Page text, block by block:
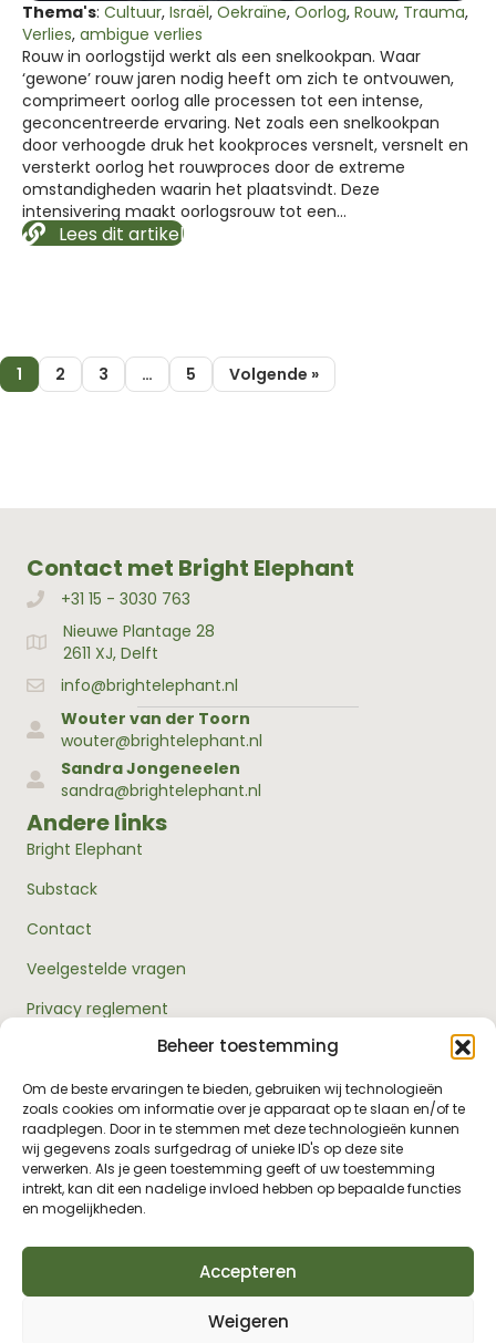
Beheer toestemming
Om de beste ervaringen te bieden, gebruiken wij technologieën
zoals cookies om informatie over je apparaat op te slaan en/of te
raadplegen. Door in te stemmen met deze technologieën kunnen
wij gegevens zoals surfgedrag of unieke ID's op deze site
verwerken. Als je geen toestemming geeft of uw toestemming
intrekt, kan dit een nadelige invloed hebben op bepaalde functies
en mogelijkheden.
Accepteren
Weigeren
Thema's: Cultuur, Israël, Oekraïne, Oorlog, Rouw, Trauma,
Verlies, ambigue verlies
Rouw in oorlogstijd werkt als een snelkookpan. Waar
‘gewone’ rouw jaren nodig heeft om zich te ontvouwen,
comprimeert oorlog alle processen tot een intense,
geconcentreerde ervaring. Net zoals een snelkookpan
door verhoogde druk het kookproces versnelt, versnelt en
versterkt oorlog het rouwproces door de extreme
omstandigheden waarin het plaatsvindt. Deze
intensivering maakt oorlogsrouw tot een…
Lees dit artikel
1 2 3 … 5 Volgende »
Contact met Bright Elephant
Bellen met Bright Elephant
+31 15 - 3030 763
Adres Bright Elephant
Nieuwe Plantage 28
2611 XJ, Delft
info@brightelephant.nl
Wouter van der Toorn
wouter@brightelephant.nl
Sandra Jongeneelen
sandra@brightelephant.nl
Andere links
Bright Elephant
Substack
Contact
Veelgestelde vragen
Privacy reglement
Algemene voorwaarden
Over ons
RouwExpertise.nl is een initiatief van Bright Elephant en
hét kennisplatform over rouw en verlies. Wij bieden
betrouwbare informatie en praktische hulp voor
iedereen die met rouw te maken heeft - van jezelf tot je
omgeving, van professionals tot leidinggevenden.